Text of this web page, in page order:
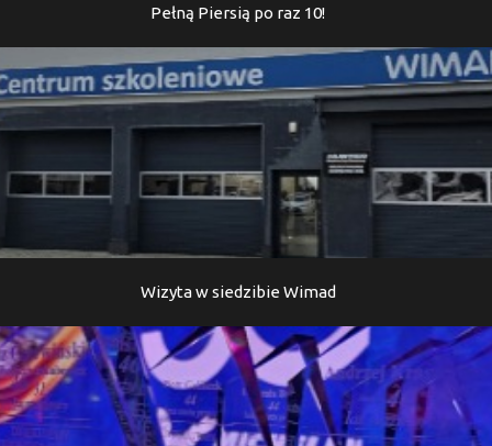
Pełną Piersią po raz 10!
Wizyta w siedzibie Wimad